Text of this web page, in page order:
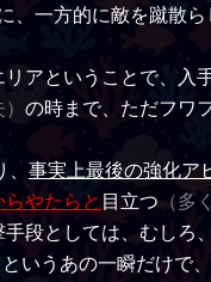
、一方的に敵を蹴散
アということで、入
の時まで、ただフワ
事実上最後の強化ア
らやたらと 目立つ （多
段としては、むしろ
というあの一瞬だけで、